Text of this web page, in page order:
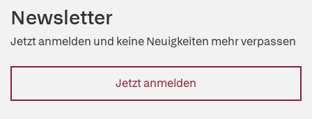
Newsletter
Jetzt anmelden und keine Neuigkeiten mehr verpassen
Jetzt anmelden